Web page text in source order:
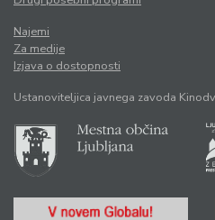
Najemi
Za medije
Izjava o dostopnosti
Ustanoviteljica javnega zavoda